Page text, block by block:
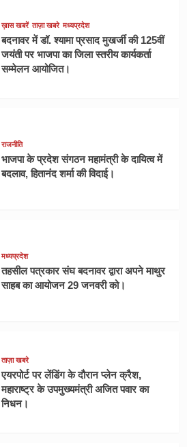
ख़ास खबरें ताज़ा खबरे मध्यप्रदेश
बदनावर में डॉ. श्यामा प्रसाद मुखर्जी की 125वीं
जयंती पर भाजपा का जिला स्तरीय कार्यकर्ता
सम्मेलन आयोजित।
राजनीति
भाजपा के प्रदेश संगठन महामंत्री के दायित्व में
बदलाव, हितानंद शर्मा की विदाई।
मध्यप्रदेश
तहसील पत्रकार संघ बदनावर द्वारा अपने माथुर
साहब का आयोजन 29 जनवरी को।
ताज़ा खबरे
एयरपोर्ट पर लेंडिंग के दौरान प्लेन क्रैश,
महाराष्ट्र के उपमुख्यमंत्री अजित पवार का
निधन।